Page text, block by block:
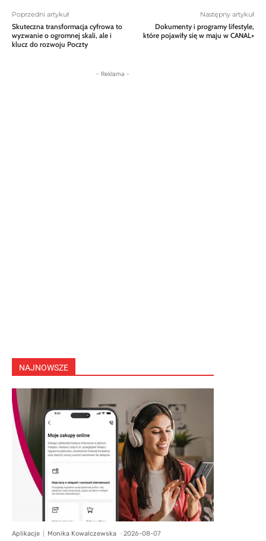
Poprzedni artykuł
Skuteczna transformacja cyfrowa to
wyzwanie o ogromnej skali, ale i
klucz do rozwoju Poczty
Następny artykuł
Dokumenty i programy lifestyle,
które pojawiły się w maju w CANAL+
- Reklama -
NAJNOWSZE
Aplikacje Monika Kowalczewska - 2026-08-07